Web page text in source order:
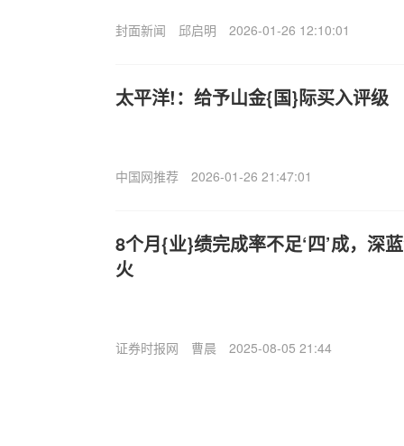
封面新闻 邱启明 2026-01-26 12:10:01
太平洋!：给予山金{国}际买入评级
中国网推荐 2026-01-26 21:47:01
8个月{业}绩完成率不足‘四’成，深
火
证券时报网 曹晨 2025-08-05 21:44